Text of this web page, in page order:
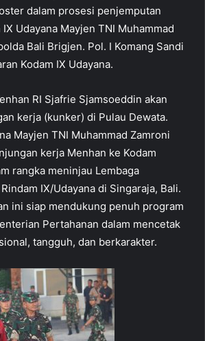
dalam prosesi penjemputan
Udayana Mayjen TNI Muhammad
Bali Brigjen. Pol. I Komang Sandi
Kodam IX Udayana.
RI Sjafrie Sjamsoeddin akan
kerja (kunker) di Pulau Dewata.
Mayjen TNI Muhammad Zamroni
kerja Menhan ke Kodam
rangka meninjau Lembaga
IX/Udayana di Singaraja, Bali.
ini siap mendukung penuh program
Pertahanan dalam mencetak
tangguh, dan berkarakter.